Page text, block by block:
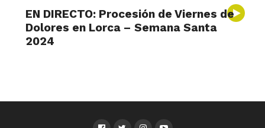
EN DIRECTO: Procesión de Viernes de
Dolores en Lorca – Semana Santa
2024